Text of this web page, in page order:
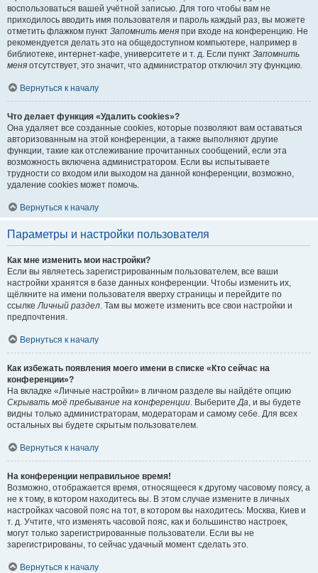
воспользоваться вашей учётной записью. Для того чтобы вам не
приходилось вводить имя пользователя и пароль каждый раз, вы можете
отметить флажком пункт Запомнить меня при входе на конференцию. Не
рекомендуется делать это на общедоступном компьютере, например в
библиотеке, интернет-кафе, университете и т. д. Если пункт Запомнить
меня отсутствует, это значит, что администратор отключил эту функцию.
Вернуться к началу
Что делает функция «Удалить cookies»?
Она удаляет все созданные cookies, которые позволяют вам оставаться
авторизованным на этой конференции, а также выполняют другие
функции, такие как отслеживание прочитанных сообщений, если эта
возможность включена администратором. Если вы испытываете
трудности со входом или выходом на данной конференции, возможно,
удаление cookies может помочь.
Вернуться к началу
Параметры и настройки пользователя
Как мне изменить мои настройки?
Если вы являетесь зарегистрированным пользователем, все ваши
настройки хранятся в базе данных конференции. Чтобы изменить их,
щёлкните на имени пользователя вверху страницы и перейдите по
ссылкеЛичный раздел. Там вы можете изменить все свои настройки и
предпочтения.
Вернуться к началу
Как избежать появления моего имени в списке «Кто сейчас на
конференции»?
На вкладке «Личные настройки» в личном разделе вы найдёте опцию
Скрывать моё пребывание на конференции. ВыберитеДа, и вы будете
видны только администраторам, модераторам и самому себе. Для всех
остальных вы будете скрытым пользователем.
Вернуться к началу
На конференции неправильное время!
Возможно, отображается время, относящееся к другому часовому поясу, а
не к тому, в котором находитесь вы. В этом случае измените в личных
настройках часовой пояс на тот, в котором вы находитесь: Москва, Киев и
т. д. Учтите, что изменять часовой пояс, как и большинство настроек,
могут только зарегистрированные пользователи. Если вы не
зарегистрированы, то сейчас удачный момент сделать это.
Вернуться к началу